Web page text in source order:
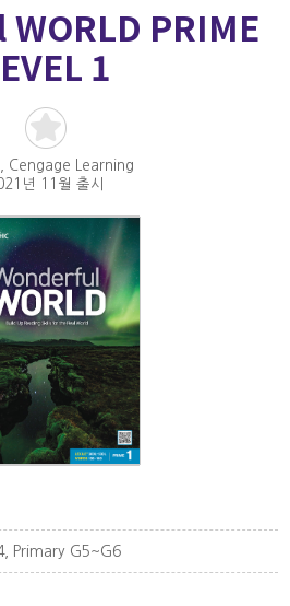
PRIME
1
Cengage Learning
년 11월 출시
Primary G5~G6